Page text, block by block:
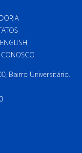
Bairro Universitário.